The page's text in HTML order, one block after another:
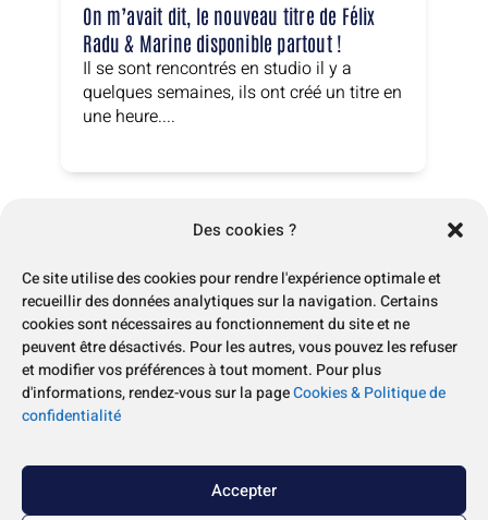
Des cookies ?
Ce site utilise des cookies pour rendre l'expérience optimale et
recueillir des données analytiques sur la navigation. Certains
cookies sont nécessaires au fonctionnement du site et ne
peuvent être désactivés. Pour les autres, vous pouvez les refuser
et modifier vos préférences à tout moment. Pour plus
d'informations, rendez-vous sur la pageCookies & Politique de
confidentialité
Accepter
On m’avait dit, le nouveau titre de Félix
Radu & Marine disponible partout !
Il se sont rencontrés en studio il y a
quelques semaines, ils ont créé un titre en
une heure....
Vous souhaitez être tenu.e au courant de
l'actualité de Félix ?
Je m'inscris à la newsletter